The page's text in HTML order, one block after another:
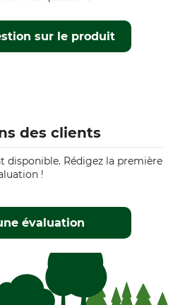
sur le produit
des clients
disponible. Rédigez la première
!
évaluation